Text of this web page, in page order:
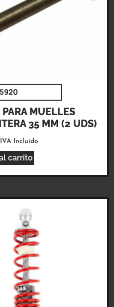
MUELLES
35 MM (2 UDS)
IVA Incluido
carrito